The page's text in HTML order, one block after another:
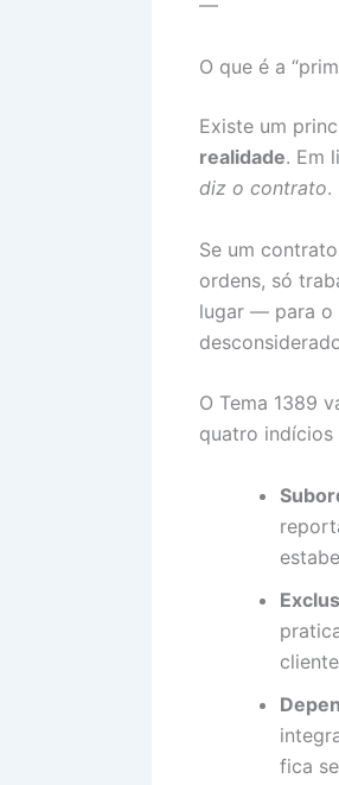
—
O que é a
Existe um
realidade. Em
diz o contrato.
Se um
ordens, só
lugar — para o
O Tema 1389
quatro indícios
fica